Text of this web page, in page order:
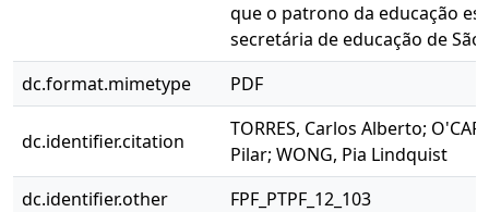
que o patrono da educação
secretária de educação de São
dc.format.mimetype
PDF
dc.identifier.citation
TORRES, Carlos Alberto;
Pilar; WONG, Pia Lindquist
dc.identifier.other
FPF_PTPF_12_103